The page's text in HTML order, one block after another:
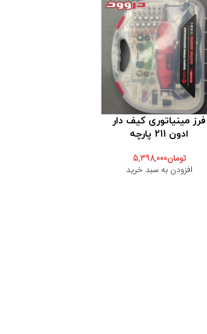
فرز مینیاتوری کیف دار
ادون 211 پارچه
تومان5,398,000
افزودن به سبد خرید